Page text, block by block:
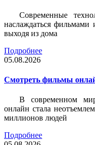
Современные
наслаждаться фильмами
выходя из дома
Подробнее
05.08.2026
Смотреть фильмы
В современном
онлайн стала
миллионов людей
Подробнее